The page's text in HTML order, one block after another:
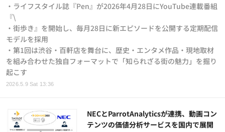
2026.5.9 Sat 13:36
・ライフスタイル誌『Pen』が2026年4月28日にYouTube連載番組
『\
・街歩き』を開始し、毎月28日に新エピソードを公開する定期配信
モデルを採用
・第1回は渋谷・百軒店を舞台に、歴史・エンタメ作品・現地取材
を組み合わせた独自フォーマットで「知られざる街の魅力」を掘り
起こす
NECとParrotAnalyticsが連携、動画コン
テンツの価値分析サービスを国内で展開